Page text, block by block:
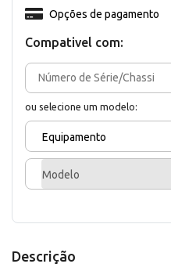
Compativel com:
ou selecione um modelo:
Equipamento
Modelo
Opções de pagamento
Descrição